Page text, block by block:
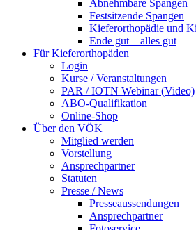
Abnehmbare Spangen
Festsitzende Spangen
Kieferorthopädie und
Ende gut – alles gut
Für Kieferorthopäden
Login
Kurse / Veranstaltungen
PAR / IOTN Webinar (Video)
ABO-Qualifikation
Online-Shop
Über den VÖK
Mitglied werden
Vorstellung
Ansprechpartner
Statuten
Presse / News
Presseaussendungen
Ansprechpartner